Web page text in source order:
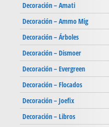
Decoración – Amati
Decoración – Ammo Mig
Decoración – Árboles
Decoración – Dismoer
Decoración – Evergreen
Decoración – Flocados
Decoración – Joefix
Decoración – Libros